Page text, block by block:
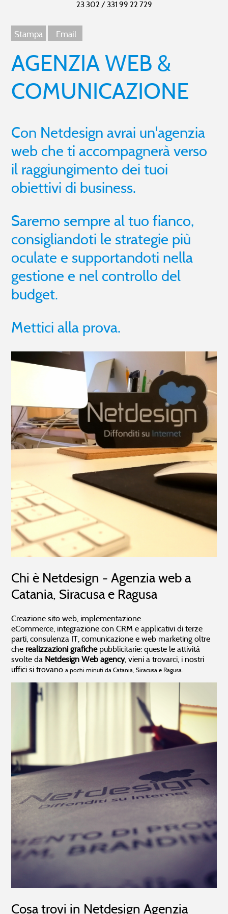
Alcuni test sono falliti,07.08.2026 14:02
Customer Relationship Management
Non hai trovato ciò che ti interessa?
23 302 / 331 99 22 729
Stampa Email
AGENZIA WEB &
COMUNICAZIONE
Con Netdesign avrai un'agenzia
web che ti accompagnerà verso
il raggiungimento dei tuoi
obiettivi di business.
Saremo sempre al tuo fianco,
consigliandoti le strategie più
oculate e supportandoti nella
gestione e nel controllo del
budget.
Mettici alla prova.
Chi è Netdesign - Agenzia web a
Catania, Siracusa e Ragusa
Creazione sito web, implementazione
eCommerce, integrazione con CRM e applicativi di terze
parti, consulenza IT, comunicazione e web marketing oltre
che realizzazioni grafichepubblicitarie: queste le attività
svolte da Netdesign Web agency, vieni a trovarci, i nostri
uffici si trovanoa pochi minuti da Catania, Siracusa e Ragusa.
Cosa trovi in Netdesign Agenzia